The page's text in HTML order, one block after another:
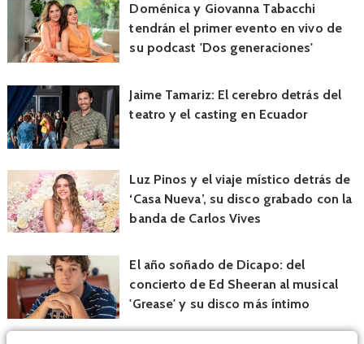
Doménica y Giovanna Tabacchi
tendrán el primer evento en vivo de
su podcast 'Dos generaciones'
Jaime Tamariz: El cerebro detrás del
teatro y el casting en Ecuador
Luz Pinos y el viaje místico detrás de
‘Casa Nueva’, su disco grabado con la
banda de Carlos Vives
El año soñado de Dicapo: del
concierto de Ed Sheeran al musical
'Grease' y su disco más íntimo